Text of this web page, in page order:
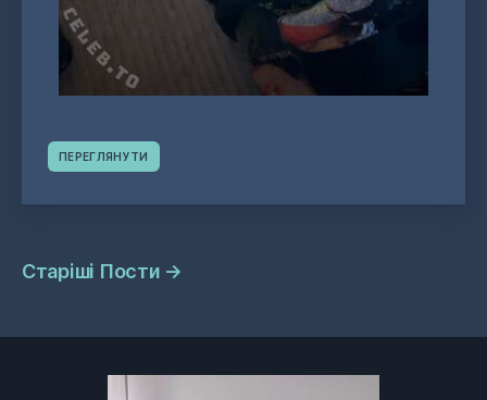
ПЕРЕГЛЯНУТИ
Навігація
Старіші Пости →